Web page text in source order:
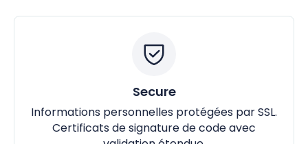
Secure
Informations personnelles protégées par SSL.
Certificats de signature de code avec